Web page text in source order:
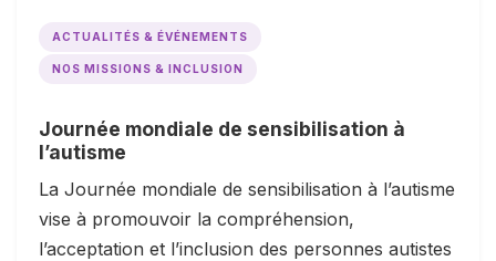
ACTUALITÉS & ÉVÉNEMENTS
NOS MISSIONS & INCLUSION
Journée mondiale de sensibilisation à
l’autisme
La Journée mondiale de sensibilisation à l’autisme
vise à promouvoir la compréhension,
l’acceptation et l’inclusion des personnes autistes